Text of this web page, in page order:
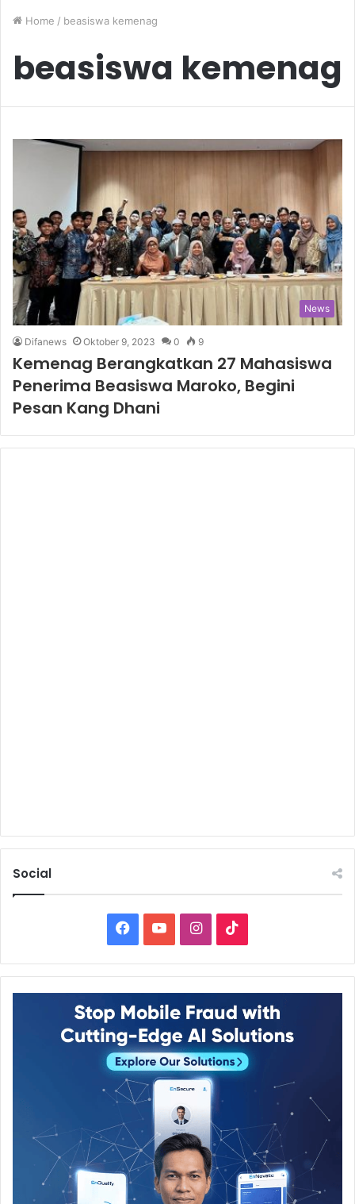
Home / beasiswa kemenag
beasiswa kemenag
News
Difanews Oktober 9, 2023 0 9
Kemenag Berangkatkan 27 Mahasiswa
Penerima Beasiswa Maroko, Begini
Pesan Kang Dhani
Social
Facebook
YouTubeInstagram